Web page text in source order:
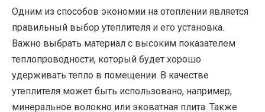
Одним из способов экономии на отоплении является
правильный выбор утеплителя и его установка.
Важно выбрать материал с высоким показателем
теплопроводности, который будет хорошо
удерживать тепло в помещении. В качестве
утеплителя может быть использовано, например,
минеральное волокно или эковатная плита. Также